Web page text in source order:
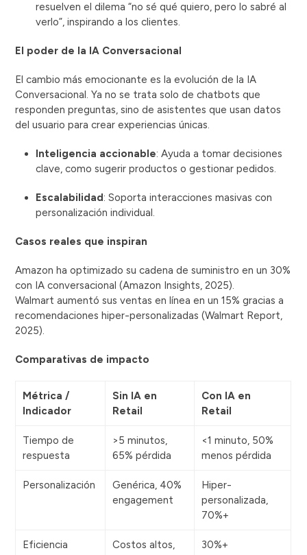
resuelven el dilema “no sé qué quiero, pero lo sabré al
verlo”, inspirando a los clientes.
El poder de la IA Conversacional
El cambio más emocionante es la evolución de la IA
Conversacional. Ya no se trata solo de chatbots que
responden preguntas, sino de asistentes que usan datos
del usuario para crear experiencias únicas.
Inteligencia accionable: Ayuda a tomar decisiones
clave, como sugerir productos o gestionar pedidos.
Escalabilidad: Soporta interacciones masivas con
personalización individual.
Casos reales que inspiran
Amazon ha optimizado su cadena de suministro en un 30%
con IA conversacional (Amazon Insights, 2025).
Walmart aumentó sus ventas en línea en un 15% gracias a
recomendaciones hiper-personalizadas (Walmart Report,
2025).
Comparativas de impacto
Métrica /
Indicador
Sin IA en
Retail
Con IA en
Retail
Tiempo de
respuesta
>5 minutos,
65% pérdida
<1 minuto, 50%
menos pérdida
Personalización
Genérica, 40%
engagement
Hiper-
personalizada,
70%+
Eficiencia
Costos altos,
30%+